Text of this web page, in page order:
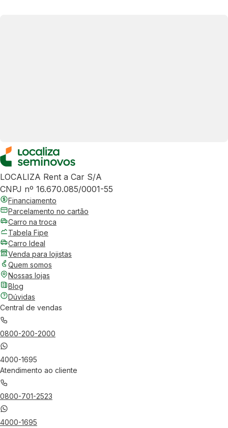
LOCALIZA Rent a Car S/A
CNPJ nº 16.670.085/0001-55
Financiamento
Parcelamento no cartão
Carro na troca
Tabela Fipe
Carro Ideal
Venda para lojistas
Quem somos
Nossas lojas
Blog
Dúvidas
Central de vendas
0800-200-2000
4000-1695
Atendimento ao cliente
0800-701-2523
4000-1695